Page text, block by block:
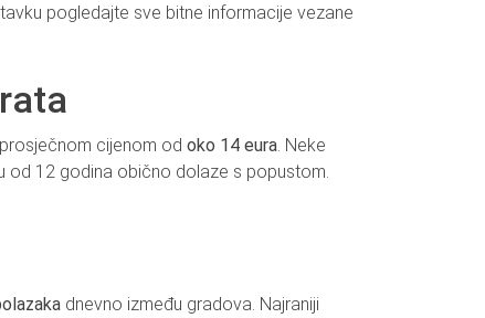
pogledajte sve bitne informacije vezane
cijenom od oko 14 eura. Neke
od 12 godina obično dolaze s popustom.
dnevno između gradova. Najraniji